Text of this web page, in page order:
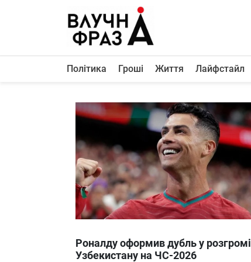
Політика
Життя
ТехноНаука
Людина
Корисності
Про нас
Політика Гроші Життя Лайфстайл
Роналду оформив дубль у розгромі
Узбекистану на ЧС-2026